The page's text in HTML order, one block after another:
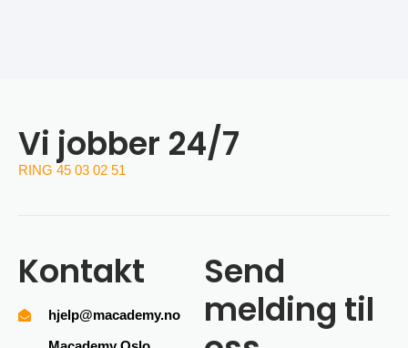
Vi jobber 24/7
RING 45 03 02 51
Kontakt
hjelp@macademy.no
Send
melding til